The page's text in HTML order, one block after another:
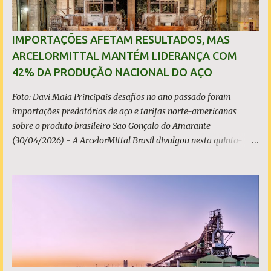
IMPORTAÇÕES AFETAM RESULTADOS, MAS
ARCELORMITTAL MANTÉM LIDERANÇA COM
42% DA PRODUÇÃO NACIONAL DO AÇO
Foto: Davi Maia Principais desafios no ano passado foram
importações predatórias de aço e tarifas norte-americanas
sobre o produto brasileiro São Gonçalo do Amarante
(30/04/2026) - A ArcelorMittal Brasil divulgou nesta quinta-
e operacionais da organização e de todo o setor do aço brasileiro.
Ainda assim, a empresa manteve-se como líder no Brasil, com
42% da produção nacional de aço bruto, os investimentos
programados e permaneceu firme em seus valores de segurança,